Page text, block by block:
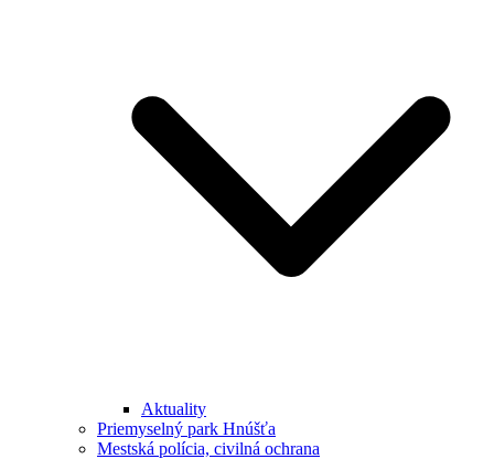
Aktuality
Priemyselný park Hnúšťa
Mestská polícia, civilná ochrana